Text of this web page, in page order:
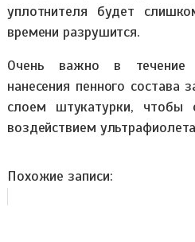
уплотнителя будет
времени разрушится.
Очень важно в течение
нанесения пенного состава
слоем штукатурки,
воздействием
Похожие записи: